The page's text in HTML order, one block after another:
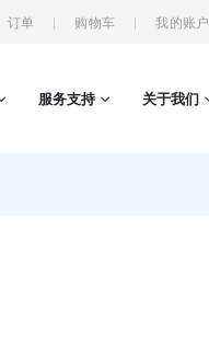
订单 购物车 我的账户
服务支持 关于我们